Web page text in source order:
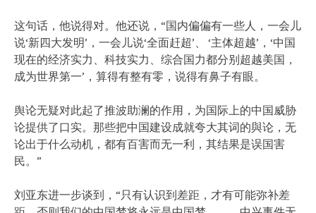
这句话，他说得对。他还说，“国内偏偏有一些人，一会儿
说‘新四大发明’，一会儿说‘全面赶超’、 ‘主体超越’，‘中国
现在的经济实力、科技实力、综合国力都分别超越美国，
成为世界第一’，算得有整有零，说得有鼻子有眼。
舆论无疑对此起了推波助澜的作用，为国际上的中国威胁
论提供了口实。那些把中国建设成就夸大其词的與论，无
论出于什么动机，都有百害而无一利，其结果是误国害
民。”
刘亚东进一步谈到，“只有认识到差距，才有可能弥补差